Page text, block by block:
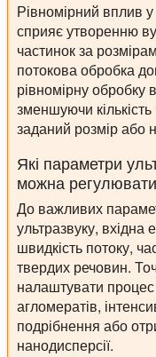
Рівномірний вплив у
сприяє утворенню
частинок за
потокова обробка
рівномірну обробку
зменшуючи
заданий розмір або
Які параметри
можна
До важливих
ультразвуку, вхідна
швидкість потоку,
твердих речовин.
налаштувати
агломератів,
подрібнення або
нанодисперсії.